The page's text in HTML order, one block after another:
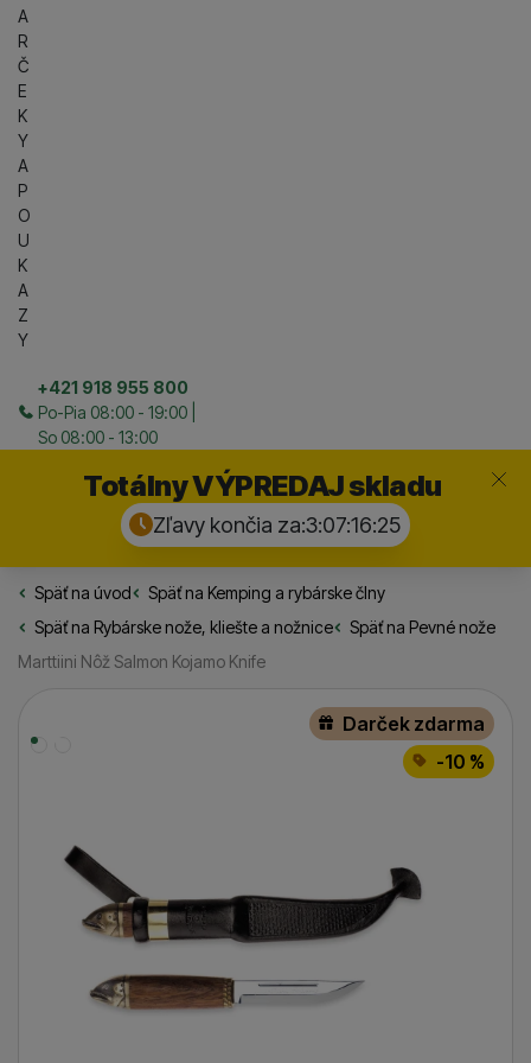
A
R
Č
E
K
Y
A
P
O
U
K
A
Z
Y
+421 918 955 800
Po-Pia 08:00 - 19:00 |
So 08:00 - 13:00
Totálny VÝPREDAJ skladu
Zľavy končia za:3:07:16:24
Zavrieť
Späť na úvodRybarske.sk
Späť na Kemping a rybárske člny
Späť na Rybárske nože, kliešte a nožnice Späť na Pevné nože
Marttiini Nôž Salmon Kojamo Knife
Darček zdarma
-10 %